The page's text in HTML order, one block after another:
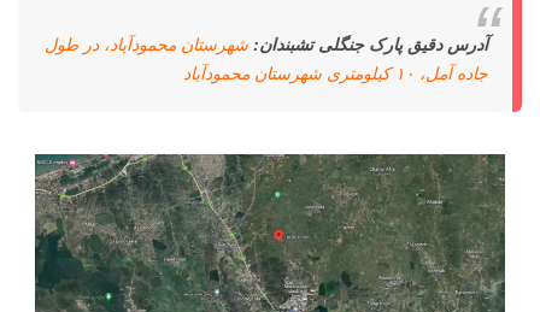
آدرس دقیق پارک جنگلی تشبندان: شهرستان محمودآباد، در طول
جاده آمل، ۱۰ کیلومتری شهرستان محمودآباد